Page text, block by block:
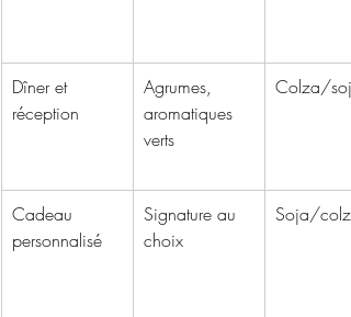
Dîner et
réception
Agrumes,
aromatiques
verts
Colza/soja
Cadeau
personnalisé
Signature au
choix
Soja/colza